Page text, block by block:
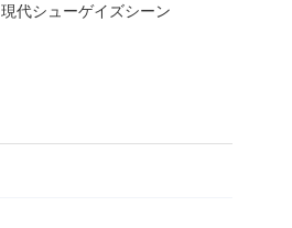
現代シューゲイズシーン